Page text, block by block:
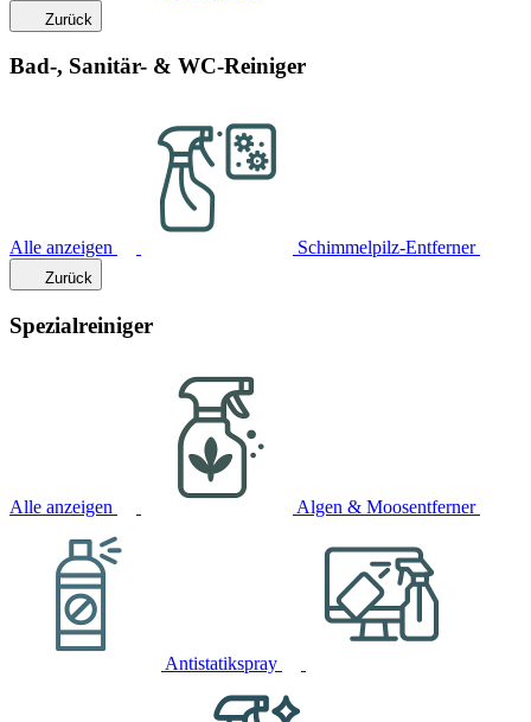
Zurück
Bad-, Sanitär- & WC-Reiniger
Alle anzeigen Schimmelpilz-Entferner
Zurück
Spezialreiniger
Alle anzeigen Algen & Moosentferner
Antistatikspray